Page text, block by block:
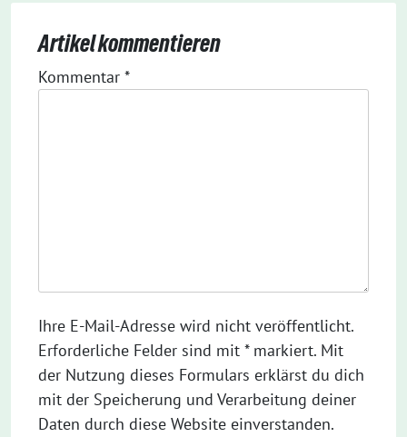
Artikel kommentieren
Kommentar *
Ihre E-Mail-Adresse wird nicht veröffentlicht.
Erforderliche Felder sind mit * markiert. Mit
der Nutzung dieses Formulars erklärst du dich
mit der Speicherung und Verarbeitung deiner
Daten durch diese Website einverstanden.